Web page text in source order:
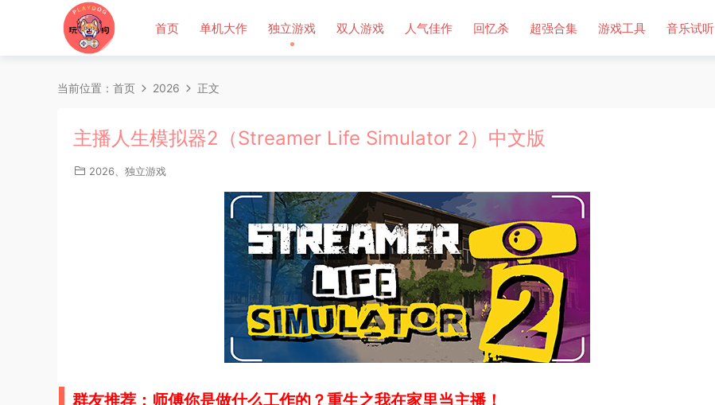
首页 单机大作 独立游戏 双人游戏 人气佳作 回忆杀 超强合集 游戏工具 音乐试听
当前位置： 首页 2026 正文
主播人生模拟器2（Streamer Life Simulator 2）中文版
2026 独立游戏
群友推荐：师傅你是做什么工作的？重生之我在家里当主播！